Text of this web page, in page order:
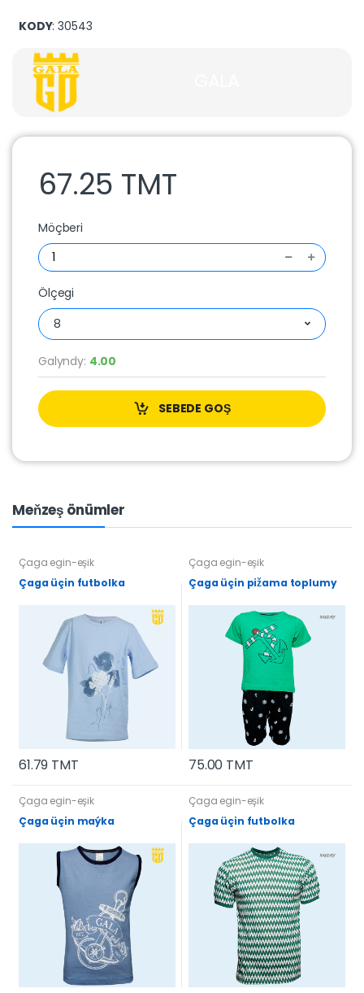
KODY: 30543
67.25 TMT
Möçberi
Ölçegi
8
Galyndy: 4.00
SEBEDE GOŞ
Meňzeş önümler
Çaga egin-eşik
Çaga üçin futbolka
61.79 TMT
Çaga egin-eşik
Çaga üçin pižama toplumy
75.00 TMT
Çaga egin-eşik
Çaga üçin maýka
Çaga egin-eşik
Çaga üçin futbolka